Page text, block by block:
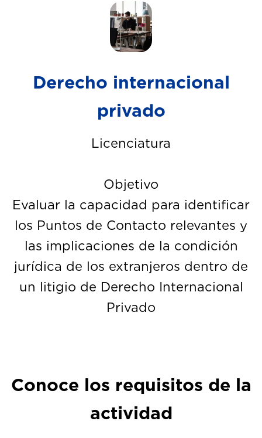
Derecho internacional
privado
Licenciatura
Objetivo
Evaluar la capacidad para identificar
los Puntos de Contacto relevantes y
las implicaciones de la condición
jurídica de los extranjeros dentro de
un litigio de Derecho Internacional
Privado
Conoce los requisitos de la
actividad